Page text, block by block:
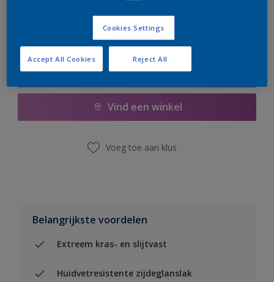
Boodschappenlijst
Vind een winkel
Voeg toe aan klus
Belangrijkste voordelen
Extreem kras- en slijtvast
Huidvetresistente zijdeglanslak
Cookies Settings
Reject All
Accept All Cookies